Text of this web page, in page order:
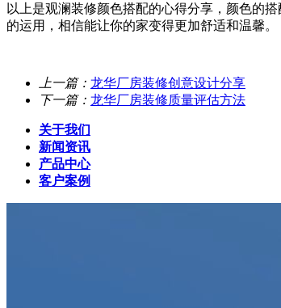
以上是观澜装修颜色搭配的心得分享，颜色的
的运用，相信能让你的家变得更加舒适和温馨。
上一篇： 龙华厂房装修创意设计分享
下一篇： 龙华厂房装修质量评估方法
关于我们
新闻资讯
产品中心
客户案例